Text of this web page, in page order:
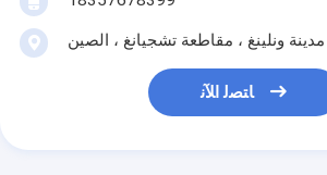
ونلينغ ، مقاطعة تشجيانغ ، الصين
ﺎﺘﺼﻟ ﺍﻶﻧ